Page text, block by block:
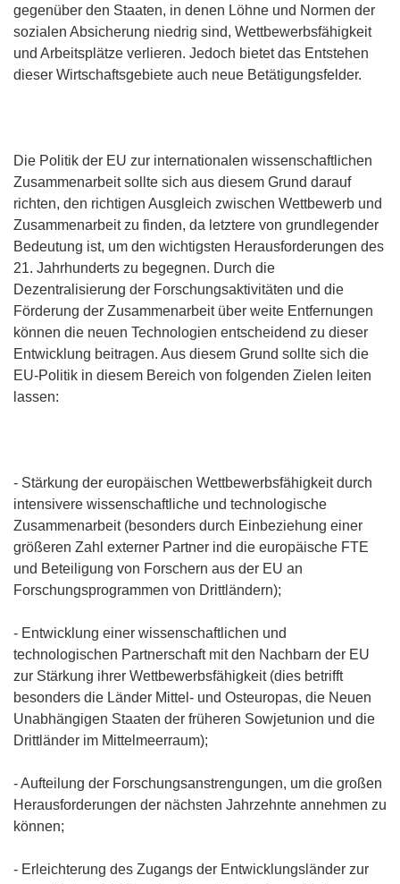
gegenüber den Staaten, in denen Löhne und Normen der
sozialen Absicherung niedrig sind, Wettbewerbsfähigkeit
und Arbeitsplätze verlieren. Jedoch bietet das Entstehen
dieser Wirtschaftsgebiete auch neue Betätigungsfelder.
Die Politik der EU zur internationalen wissenschaftlichen
Zusammenarbeit sollte sich aus diesem Grund darauf
richten, den richtigen Ausgleich zwischen Wettbewerb und
Zusammenarbeit zu finden, da letztere von grundlegender
Bedeutung ist, um den wichtigsten Herausforderungen des
21. Jahrhunderts zu begegnen. Durch die
Dezentralisierung der Forschungsaktivitäten und die
Förderung der Zusammenarbeit über weite Entfernungen
können die neuen Technologien entscheidend zu dieser
Entwicklung beitragen. Aus diesem Grund sollte sich die
EU-Politik in diesem Bereich von folgenden Zielen leiten
lassen:
- Stärkung der europäischen Wettbewerbsfähigkeit durch
intensivere wissenschaftliche und technologische
Zusammenarbeit (besonders durch Einbeziehung einer
größeren Zahl externer Partner ind die europäische FTE
und Beteiligung von Forschern aus der EU an
Forschungsprogrammen von Drittländern);
- Entwicklung einer wissenschaftlichen und
technologischen Partnerschaft mit den Nachbarn der EU
zur Stärkung ihrer Wettbewerbsfähigkeit (dies betrifft
besonders die Länder Mittel- und Osteuropas, die Neuen
Unabhängigen Staaten der früheren Sowjetunion und die
Drittländer im Mittelmeerraum);
- Aufteilung der Forschungsanstrengungen, um die großen
Herausforderungen der nächsten Jahrzehnte annehmen zu
können;
- Erleichterung des Zugangs der Entwicklungsländer zur